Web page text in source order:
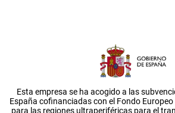
Esta empresa se ha acogido a las
España cofinanciadas con el Fondo Europeo
para las regiones ultraperiféricas para el